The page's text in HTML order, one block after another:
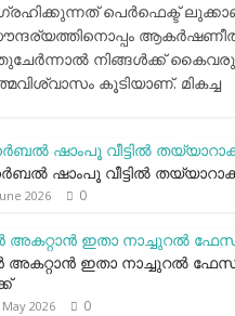
പെര്‍ഫെക്ട്
നിങ്ങള്‍ക്ക്
കൂടിയാണ്. മികച്ച
ഷാംപൂ വീട്ടില്‍
2026 0
അകറ്റാന്‍ ഇതാ നാച്ചുറല്‍
May 2026 0